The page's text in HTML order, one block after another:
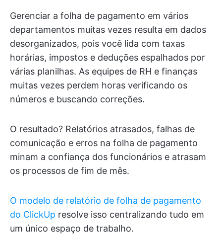
Gerenciar a folha de pagamento em vários
departamentos muitas vezes resulta em dados
desorganizados, pois você lida com taxas
horárias, impostos e deduções espalhados por
várias planilhas. As equipes de RH e finanças
muitas vezes perdem horas verificando os
números e buscando correções.
O resultado? Relatórios atrasados, falhas de
comunicação e erros na folha de pagamento
minam a confiança dos funcionários e atrasam
os processos de fim de mês.
O modelo de relatório de folha de pagamento
do ClickUp resolve isso centralizando tudo em
um único espaço de trabalho.